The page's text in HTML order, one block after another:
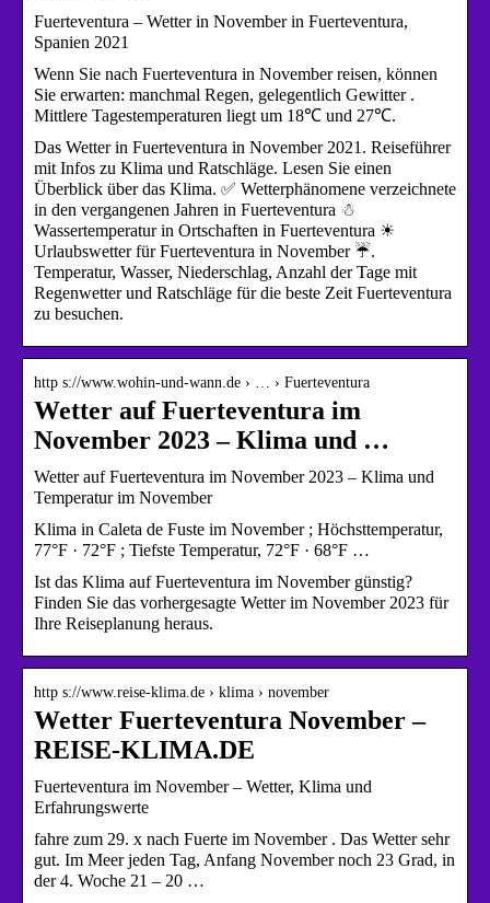
Fuerteventura – Wetter in November in Fuerteventura,
Spanien 2021
Wenn Sie nach Fuerteventura in November reisen, können
Sie erwarten: manchmal Regen, gelegentlich Gewitter .
Mittlere Tagestemperaturen liegt um 18℃ und 27℃.
Das Wetter in Fuerteventura in November 2021. Reiseführer
mit Infos zu Klima und Ratschläge. Lesen Sie einen
Überblick über das Klima. ✅ Wetterphänomene verzeichnete
in den vergangenen Jahren in Fuerteventura ☃
Wassertemperatur in Ortschaften in Fuerteventura ☀
Urlaubswetter für Fuerteventura in November ☔.
Temperatur, Wasser, Niederschlag, Anzahl der Tage mit
Regenwetter und Ratschläge für die beste Zeit Fuerteventura
zu besuchen.
http s://www.wohin-und-wann.de › … › Fuerteventura
Wetter auf Fuerteventura im
November 2023 – Klima und …
Wetter auf Fuerteventura im November 2023 – Klima und
Temperatur im November
Klima in Caleta de Fuste im November ; Höchsttemperatur,
77°F · 72°F ; Tiefste Temperatur, 72°F · 68°F …
Ist das Klima auf Fuerteventura im November günstig?
Finden Sie das vorhergesagte Wetter im November 2023 für
Ihre Reiseplanung heraus.
http s://www.reise-klima.de › klima › november
Wetter Fuerteventura November –
REISE-KLIMA.DE
Fuerteventura im November – Wetter, Klima und
Erfahrungswerte
fahre zum 29. x nach Fuerte im November . Das Wetter sehr
gut. Im Meer jeden Tag, Anfang November noch 23 Grad, in
der 4. Woche 21 – 20 …